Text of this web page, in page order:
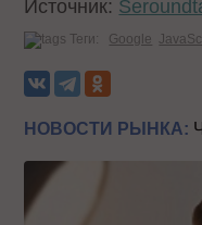
Источник:
Теги: Google
НОВОСТИ РЫНКА: